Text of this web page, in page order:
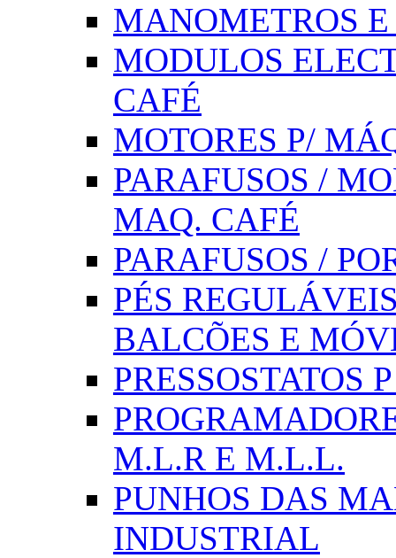
MANOMETROS
MODULOS
CAFÉ
MOTORES P/
PARAFUSOS /
MAQ. CAFÉ
PARAFUSOS /
PÉS
BALCÕES E
PRESSOSTATOS
M.L.R E M.L.L.
PUNHOS DAS
INDUSTRIAL